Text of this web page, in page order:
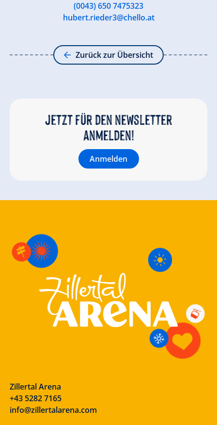
(0043) 650 7475323
hubert.rieder3@chello.at
Zurück zur Übersicht
Jetzt für den newsletter
anmelden!
Anmelden
Zillertal Arena
+43 5282 7165
info@zillertalarena.com